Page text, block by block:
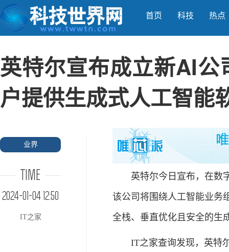
首页 科技 热点
英特尔宣布成立新AI
户提供生成式人工智能
业界
TIME
2024-01-04 12:50
IT之家
英特尔今日宣布，在数字
该公司将围绕人工智能业
全栈、垂直优化且安全的生
IT之家查询发现，英特尔